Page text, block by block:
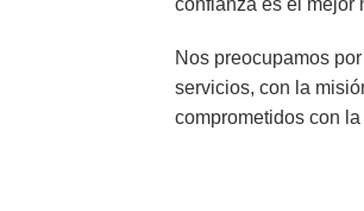
Nos preocupamos
servicios, con la
comprometidos con